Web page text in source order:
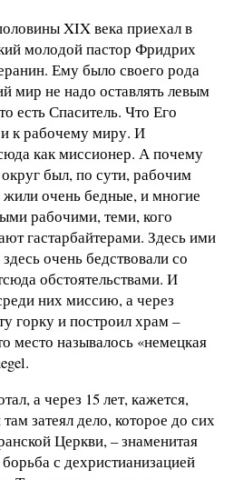
XIX века приехал в
молодой пастор Фридрих
Ему было своего рода
мир не надо оставлять левым
есть Спаситель. Что Его
и к рабочему миру. И
как миссионер. А почему
был, по сути, рабочим
очень бедные, и многие
рабочими, теми, кого
гастарбайтерами. Здесь ими
очень бедствовали со
обстоятельствами. И
них миссию, а через
горку и построил храм –
место называлось «немецкая
а через 15 лет, кажется,
затеял дело, которое до сих
Церкви, – знаменитая
с дехристианизацией